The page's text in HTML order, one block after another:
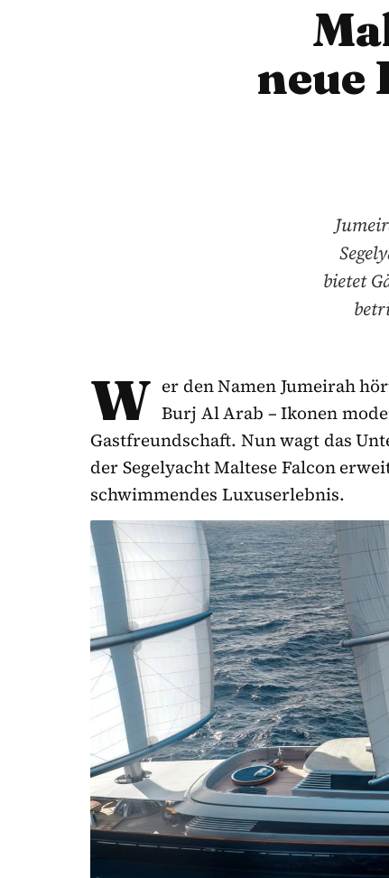
neue
bietet
W er den Namen Jumeirah
Burj Al Arab – Ikonen
Gastfreundschaft. Nun wagt das
der Segelyacht Maltese Falcon
schwimmendes Luxuserlebnis.